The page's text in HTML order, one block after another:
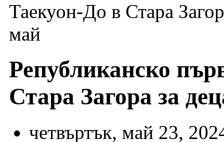
Таекуон-До в Стара
май
Републиканско
Стара Загора за
четвъртък, май 23,